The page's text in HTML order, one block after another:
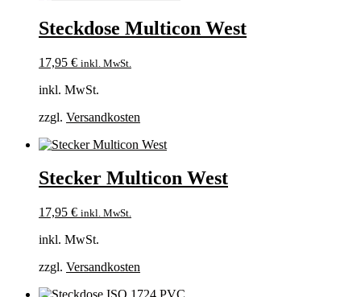
Steckdose Multicon West
17,95 € inkl. MwSt.
inkl. MwSt.
zzgl. Versandkosten
Stecker Multicon West
17,95 € inkl. MwSt.
inkl. MwSt.
zzgl. Versandkosten